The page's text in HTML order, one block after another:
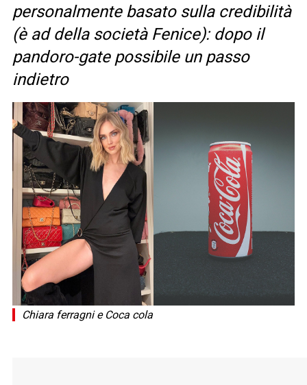
personalmente basato sulla credibilità
(è ad della società Fenice): dopo il
pandoro-gate possibile un passo
indietro
Chiara ferragni e Coca cola